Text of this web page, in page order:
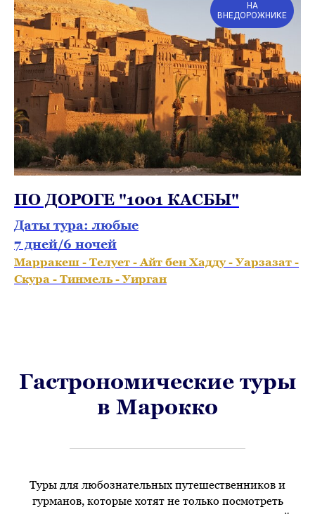
НА
ВНЕДОРОЖНИКЕ
ПО ДОРОГЕ "1001 КАСБЫ"
Даты тура: любые
7 дней/6 ночей
Марракеш - Телует - Айт бен Хадду - Уарзазат -
Скура - Тинмель - Уирган
Гастрономические туры
в Марокко
Туры для любознательных путешественников и
гурманов, которые хотят не только посмотреть